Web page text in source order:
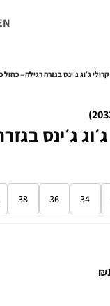
ג׳וג ג׳ינס
34
36
38
₪